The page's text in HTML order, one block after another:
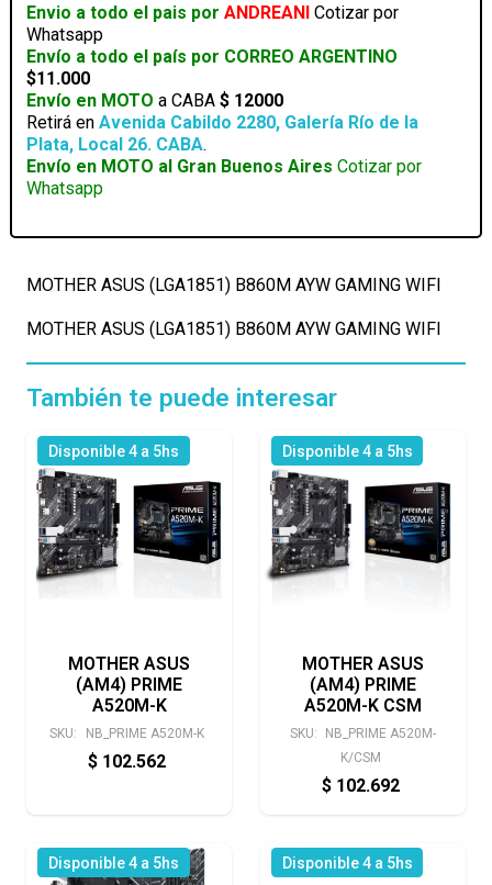
cantidad
Envio a todo el pais por ANDREANI Cotizar por
Whatsapp
Envío a todo el país por CORREO ARGENTINO
$11.000
Envío en MOTO a CABA$ 12000
Retirá enAvenida Cabildo 2280, Galería Río de la
Plata, Local 26. CABA.
Envío en MOTO al Gran Buenos Aires Cotizar por
Whatsapp
MOTHER ASUS (LGA1851) B860M AYW GAMING WIFI
MOTHER ASUS (LGA1851) B860M AYW GAMING WIFI
También te puede interesar
Disponible 4 a 5hs
MOTHER ASUS
(AM4) PRIME
A520M-K
SKU: NB_PRIME A520M-K
$ 102.562
Disponible 4 a 5hs
MOTHER ASUS
(AM4) PRIME
A520M-K CSM
SKU:
NB_PRIME A520M-
K/CSM
$ 102.692
Disponible 4 a 5hs Disponible 4 a 5hs